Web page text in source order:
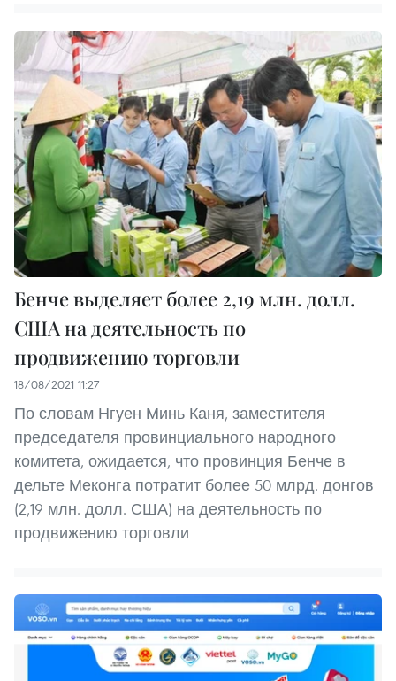
Бенче выделяет более 2,19 млн. долл.
США на деятельность по
продвижению торговли
18/08/2021 11:27
По словам Нгуен Минь Каня, заместителя
председателя провинциального народного
комитета, ожидается, что провинция Бенче в
дельте Меконга потратит более 50 млрд. донгов
(2,19 млн. долл. США) на деятельность по
продвижению торговли